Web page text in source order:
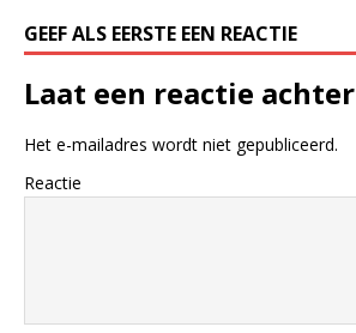
GEEF ALS EERSTE EEN REACTIE
Laat een reactie achter
Het e-mailadres wordt niet gepubliceerd.
Reactie